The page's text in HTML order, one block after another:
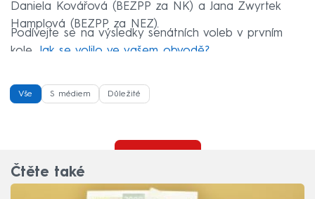
Daniela Kovářová (BEZPP za NK) a Jana Zwyrtek
Hamplová (BEZPP za NEZ).
Podívejte se na výsledky senátních voleb v prvním
kole.
Jak se volilo ve vašem obvodě?
Vše S médiem Důležité
Čtěte také